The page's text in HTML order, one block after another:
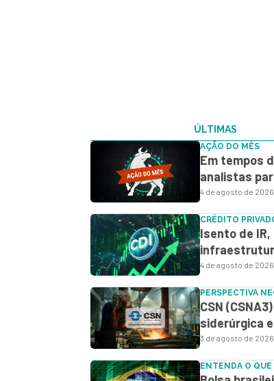
ÚLTIMAS
AÇÃO DO MÊS
Em tempos
analistas
4 de agosto de 2026
CRÉDITO
Isento de IR,
4 de agosto de
PERSPECTIVA
CSN
siderúrgica
3 de agosto de
ENTENDA O QUE